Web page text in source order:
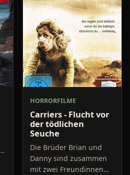
HORRORFILME
Carriers - Flucht vor
der tödlichen
Seuche
Die Brüder Brian und
Danny sind zusammen
mit zwei Freundinnen